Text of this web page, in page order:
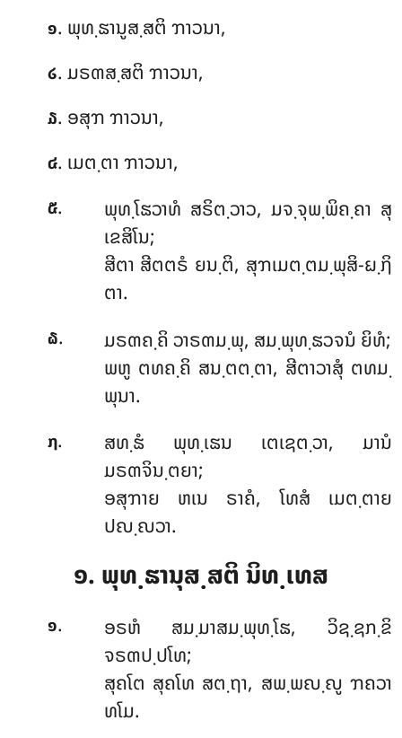
໑. ພຸທ຺ຘານູສ຺ສຕິ ຠາວນາ,
໒. ມຣຓສ຺ສຕິ ຠາວນາ,
໓. ອສຸຠ ຠາວນາ,
໔. ເມຕ຺ຕາ ຠາວນາ,
໕. ພຸທ຺ໂຘວາທໍ ສຣິຕ຺ວາວ, ມຈ຺ຈຸພ຺ພິຄ຺ຄາ ສຸ
ເຂສິໂນ;
ສີຕາ ສີຕຕຣໍ ຍນ຺ຕິ, ສຸຠເມຕ຺ຕມ຺ພຸສິ-ຏ຺ຐິ
ຕາ.
໖.
ມຣຓຄ຺ຄິ ວາຣຓມ຺ພຸ, ສມ຺ພຸທ຺ຘວຈນໍ ຍິທໍ;
ພຫູ ຕທຄ຺ຄິ ສນ຺ຕຕ຺ຕາ, ສີຕາວາສຸໍ ຕທມ຺
ພຸນາ.
໗. ສທ຺ຘໍ ພຸທ຺ເຘນ ເຕເຊຕ຺ວາ, ມານໍ
ມຣຓຈິນ຺ຕຍາ;
ອສຸຠາຍ ຫເນ ຣາຄໍ, ໂທສໍ ເມຕ຺ຕາຍ
ປຎ຺ຎວາ.
໑. ພຸທ຺ຘານຸສ຺ສຕິ ນິທ຺ເທສ
໑. ອຣຫໍ ສມ຺ມາສມ຺ພຸທ຺ໂຘ, ວິຊ຺ຊກ຺ຂິ
ຈຣຓປ຺ປໂທ;
ສຸຄໂຕ ສຸຄໂທ ສຕ຺ຖາ, ສພ຺ພຎ຺ຎູ ຠຄວາ
ທໂມ.